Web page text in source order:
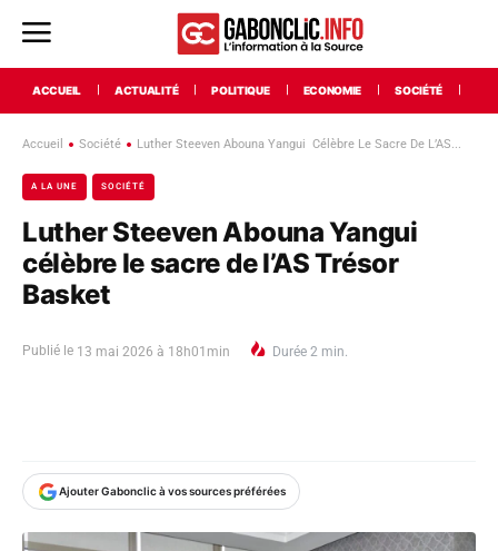
ACCUEIL ACTUALITÉ POLITIQUE ECONOMIE SOCIÉTÉ
Accueil Société Luther Steeven Abouna Yangui Célèbre Le Sacre De L’AS...
A LA UNE SOCIÉTÉ
Luther Steeven Abouna Yangui
célèbre le sacre de l’AS Trésor
Basket
Publié le 13 mai 2026 à 18h01min Durée 2 min.
Ajouter Gabonclic à vos sources préférées